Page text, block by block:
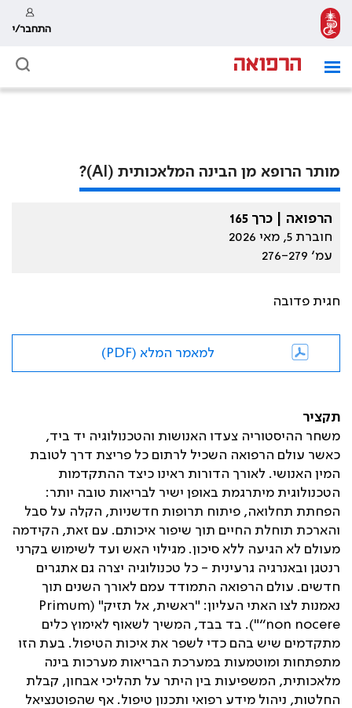
התחבר/י
מותר הרופא מן הבינה המלאכותית (AI)?
הרפואה | כרך 165
חוברת 5, מאי 2026
עמ׳ 276-279
חגית פדובה
למאמר המלא (PDF)
תקציר
משחר ההיסטוריה צעדו האנושות והטכנולוגיה יד ביד,
כאשר עולם הרפואה השכיל לרתום כל פריצת דרך לטובת
המין האנושי. לאורך הדורות ראינו כיצד ההתקדמות
הטכנולוגית מיתרגמת באופן ישיר לבריאות טובה יותר:
הפחתת תחלואה, פיתוח תרופות חדשניות, הקלה על סבל
והארכת תוחלת החיים תוך שיפור איכותם. עם זאת, הקידמה
מעולם לא הגיעה ללא סיכון. מגילוי האש ועד לשימוש בקרני
רנטגן ובאנרגיה גרעינית - כל טכנולוגיה יצרה גם אתגרים
חדשים. עולם הרפואה התמודד עמם לאורך השנים תוך
נאמנות לצו האתי העליון: "ראשית, אל תזיק" (Primum
non nocere”
"). בד בבד, המשיך לשאוף לאימוץ כלים
מתקדמים שיש בהם כדי לשפר את איכות הטיפול. בעת הזו
מתפתחות ומוטמעות במערכת הבריאות מערכות בינה
מלאכותית, המשפיעות בין היתר על תהליכי אבחון, קבלת
החלטות, ניהול מידע רפואי ותכנון טיפול. אף שהפוטנציאל